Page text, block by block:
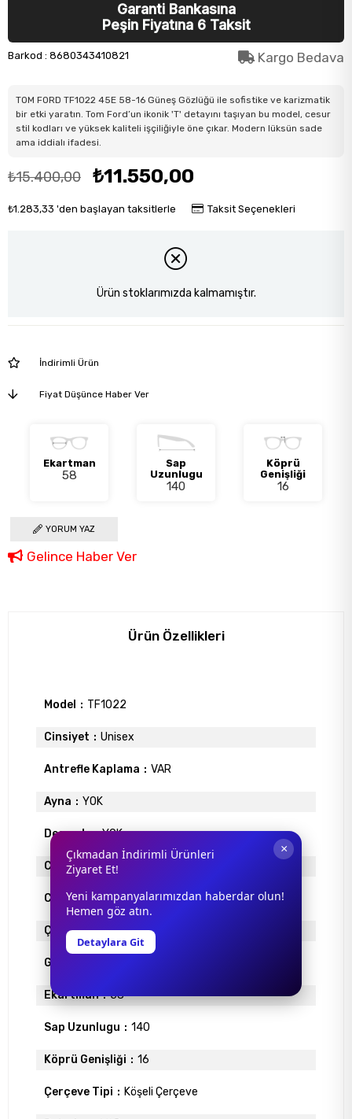
Garanti Bankasına
Peşin Fiyatına 6 Taksit
Barkod : 8680343410821 Kargo Bedava
TOM FORD TF1022 45E 58-16 Güneş Gözlüğü ile sofistike ve karizmatik
bir etki yaratın. Tom Ford’un ikonik 'T' detayını taşıyan bu model, cesur
stil kodları ve yüksek kaliteli işçiliğiyle öne çıkar. Modern lüksün sade
ama iddialı ifadesi.
₺15.400,00 ₺11.550,00
₺1.283,33 'den başlayan taksitlerle Taksit Seçenekleri
Ürün stoklarımızda kalmamıştır.
İndirimli Ürün
Fiyat Düşünce Haber Ver
Ekartman
58
Sap
Uzunlugu
140
Köprü
Genişliği
16
YORUM YAZ
Gelince Haber Ver
Ürün Özellikleri
Model TF1022
Cinsiyet Unisex
Antrefle Kaplama VAR
Ayna YOK
Degrade YOK
Cam Materyali
Cam Rengi TURUNCU
Çerçeve Materyali
Gövde Rengi
Ekartman 58
Sap Uzunlugu 140
Köprü Genişliği 16
Çerçeve Tipi Köşeli Çerçeve
×
Çıkmadan İndirimli Ürünleri
Ziyaret Et!
Yeni kampanyalarımızdan haberdar olun!
Hemen göz atın.
Detaylara Git